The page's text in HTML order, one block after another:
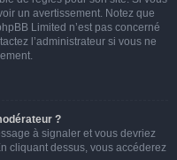
un avertissement. Notez que
Limited n’est pas concerné
l’administrateur si vous ne
?
à signaler et vous devriez
cliquant dessus, vous accéderez